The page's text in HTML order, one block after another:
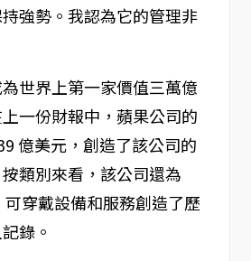
強勢。我認為它的管理非
世界上第一家價值三萬億
一份財報中，蘋果公司的
億美元，創造了該公司的
類別來看，該公司還為
穿戴設備和服務創造了歷
錄。